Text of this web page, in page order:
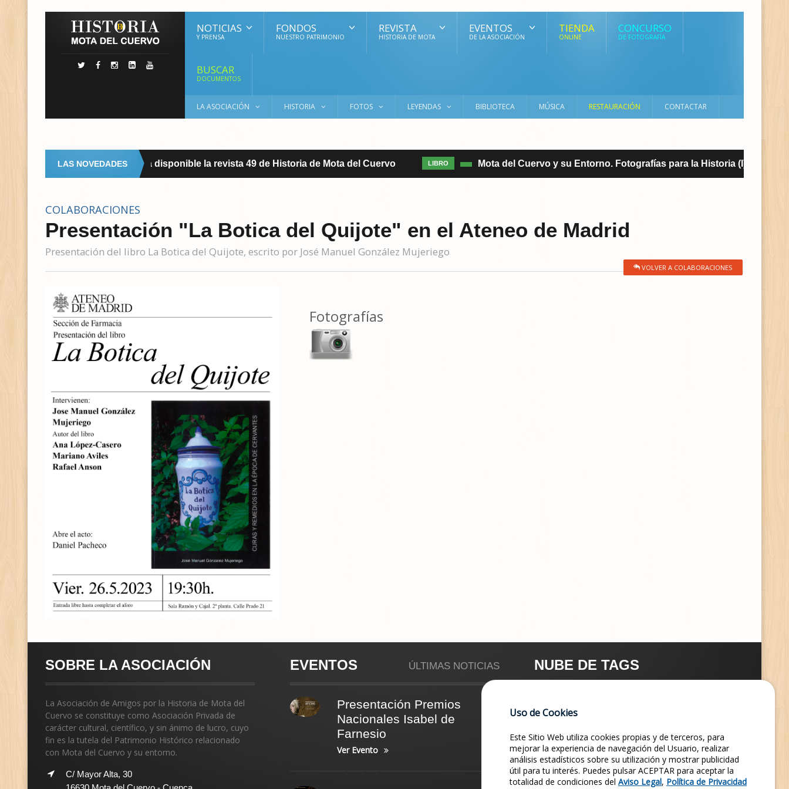
NOTICIAS
Y PRENSA
FONDOS
NUESTRO PATRIMONIO
REVISTA
HISTORIA DE MOTA
EVENTOS
DE LA ASOCIACIÓN
TIENDA
ONLINE
CONCURSO
DE FOTOGRAFÍA
BUSCAR
DOCUMENTOS
LA ASOCIACIÓN HISTORIA FOTOS LEYENDAS BIBLIOTECA MÚSICA RESTAURACIÓN CONTACTAR
LAS NOVEDADES
REVISTA Ya disponible la revista 49 de Historia de Mota del Cuervo LIBRO Mota del Cuervo y su Entorno. Fotografías para la Historia (I)
COLABORACIONES
Presentación "La Botica del Quijote" en el Ateneo de Madrid
Presentación del libro La Botica del Quijote, escrito por José Manuel González Mujeriego
VOLVER A COLABORACIONES
Fotografías
SOBRE LA ASOCIACIÓN
La Asociación de Amigos por la Historia de Mota del
Cuervo se constituye como Asociación Privada de
carácter cultural, científico, y sin ánimo de lucro, cuyo
fin es la tutela del Patrimonio Histórico relacionado
con Mota del Cuervo y su entorno.
C/ Mayor Alta, 30
EVENTOS ÚLTIMAS NOTICIAS
Presentación Premios
Nacionales Isabel de
Farnesio
Ver Evento
NUBE DE TAGS
ÚLTIMAS NOTICIAS TIENDA ONLINE SIGLO XVI
LINKEDIN HAZTE SOCIO
Uso de Cookies
Este Sitio Web utiliza cookies propias y de terceros, para
mejorar la experiencia de navegación del Usuario, realizar
análisis estadísticos sobre su utilización y mostrar publicidad
útil para tu interés. Puedes pulsar ACEPTAR para aceptar la
totalidad de condiciones del Aviso Legal, Política de Privacidad